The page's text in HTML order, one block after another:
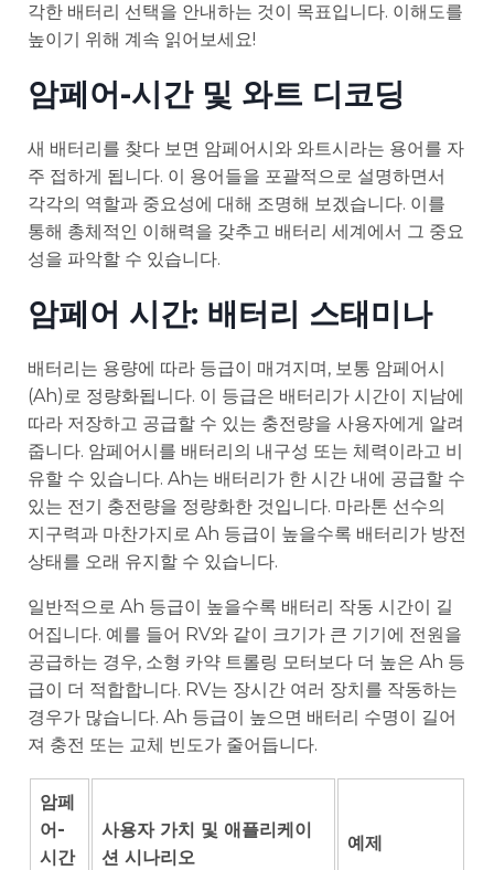
각한 배터리 선택을 안내하는 것이 목표입니다. 이해도를
높이기 위해 계속 읽어보세요!
암페어-시간 및 와트 디코딩
새 배터리를 찾다 보면 암페어시와 와트시라는 용어를 자
주 접하게 됩니다. 이 용어들을 포괄적으로 설명하면서
각각의 역할과 중요성에 대해 조명해 보겠습니다. 이를
통해 총체적인 이해력을 갖추고 배터리 세계에서 그 중요
성을 파악할 수 있습니다.
암페어 시간: 배터리 스태미나
배터리는 용량에 따라 등급이 매겨지며, 보통 암페어시
(Ah)로 정량화됩니다. 이 등급은 배터리가 시간이 지남에
따라 저장하고 공급할 수 있는 충전량을 사용자에게 알려
줍니다. 암페어시를 배터리의 내구성 또는 체력이라고 비
유할 수 있습니다. Ah는 배터리가 한 시간 내에 공급할 수
있는 전기 충전량을 정량화한 것입니다. 마라톤 선수의
지구력과 마찬가지로 Ah 등급이 높을수록 배터리가 방전
상태를 오래 유지할 수 있습니다.
일반적으로 Ah 등급이 높을수록 배터리 작동 시간이 길
어집니다. 예를 들어 RV와 같이 크기가 큰 기기에 전원을
공급하는 경우, 소형 카약 트롤링 모터보다 더 높은 Ah 등
급이 더 적합합니다. RV는 장시간 여러 장치를 작동하는
경우가 많습니다. Ah 등급이 높으면 배터리 수명이 길어
져 충전 또는 교체 빈도가 줄어듭니다.
암페
어-
시간
사용자 가치 및 애플리케이
션 시나리오
예제